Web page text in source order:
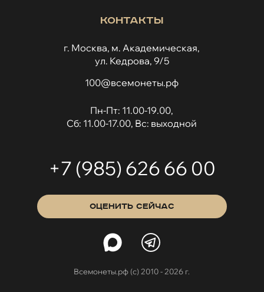
Контакты
г. Москва, м. Академическая,
ул. Кедрова, 9/5
100@всемонеты.рф
Пн-Пт: 11.00-19.00,
Сб: 11.00-17.00, Вс: выходной
+7 (985) 626 66 00
ОЦЕНИТЬ СЕЙЧАС
Всемонеты.рф (с) 2010 - 2026 г.